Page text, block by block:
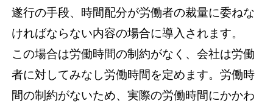
遂行の手段、時間配分が労働者の裁量に委ねな
ければならない内容の場合に導入されます。
この場合は労働時間の制約がなく、会社は労働
者に対してみなし労働時間を定めます。労働時
間の制約がないため、実際の労働時間にかかわ